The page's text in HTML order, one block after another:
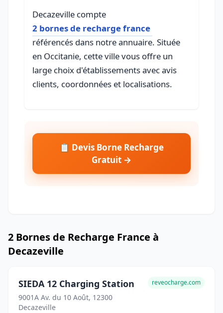
Decazeville compte
2 bornes de recharge france
référencés dans notre annuaire. Située
en Occitanie, cette ville vous offre un
large choix d'établissements avec avis
clients, coordonnées et localisations.
📋 Devis Borne Recharge
Gratuit →
2 Bornes de Recharge France à
Decazeville
SIEDA 12 Charging Station
9001A Av. du 10 Août, 12300
Decazeville
reveocharge.com